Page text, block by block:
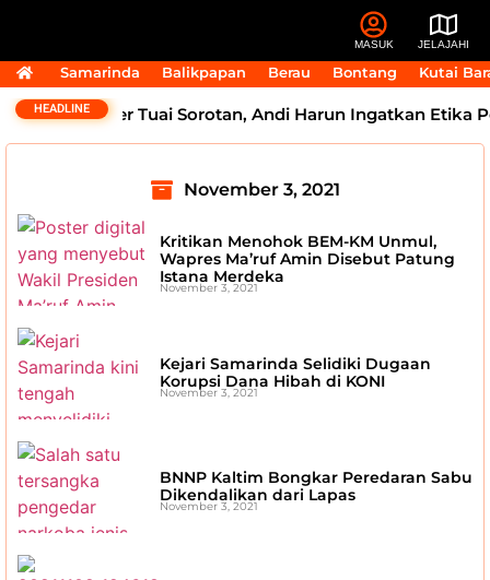
MASUK JELAJAHI
Samarinda Balikpapan Berau Bontang Kutai
HEADLINE
Elok Dokter Tuai Sorotan, Andi Harun Ingatkan Etika
November 3, 2021
Kritikan Menohok BEM-KM Unmul,
Wapres Ma’ruf Amin Disebut Patung
Istana Merdeka
November 3, 2021
Kejari Samarinda Selidiki Dugaan
Korupsi Dana Hibah di KONI
November 3, 2021
BNNP Kaltim Bongkar Peredaran Sabu
Dikendalikan dari Lapas
November 3, 2021